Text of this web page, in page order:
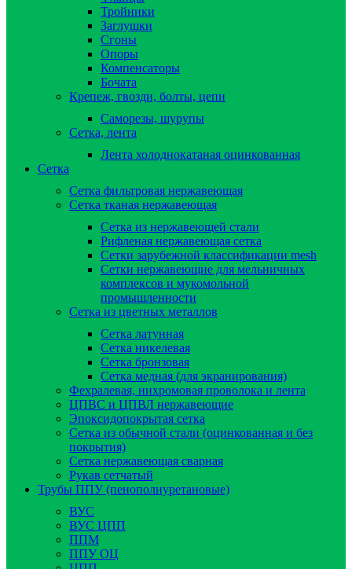
Тройники
Заглушки
Сгоны
Опоры
Компенсаторы
Бочата
Крепеж, гвозди, болты, цепи
Саморезы, шурупы
Сетка, лента
Лента холоднокатаная оцинкованная
Сетка
Сетка фильтровая нержавеющая
Сетка тканая нержавеющая
Сетка из нержавеющей стали
Рифленая нержавеющая сетка
Сетки зарубежной классификации mesh
Сетки нержавеющие для мельничных
комплексов и мукомольной
промышленности
Сетка из цветных металлов
Сетка латунная
Сетка никелевая
Сетка бронзовая
Сетка медная (для экранирования)
Фехралевая, нихромовая проволока и лента
ЦПВС и ЦПВЛ нержавеющие
Эпоксидопокрытая сетка
Сетка из обычной стали (оцинкованная и без
покрытия)
Сетка нержавеющая сварная
Рукав сетчатый
Трубы ППУ (пенополиуретановые)
ВУС
ВУС ЦПП
ППМ
ППУ ОЦ